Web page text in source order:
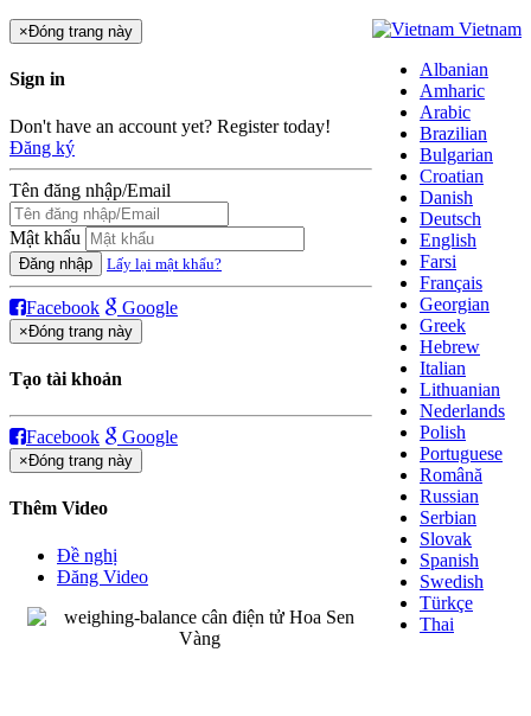
Vietnam
Albanian
Amharic
Arabic
Brazilian
Bulgarian
Croatian
Danish
Deutsch
English
Farsi
Français
Georgian
Greek
Hebrew
Italian
Lithuanian
Nederlands
Polish
Portuguese
Română
Russian
Serbian
Slovak
Spanish
Swedish
Türkçe
Thai
×Đóng trang này
Sign in
Don't have an account yet? Register today!
Đăng ký
Tên đăng nhập/Email
Mật khẩu
Đăng nhập Lấy lại mật khẩu?
Facebook Google
×Đóng trang này
Tạo tài khoản
Facebook Google
×Đóng trang này
Thêm Video
Đề nghị
Đăng Video